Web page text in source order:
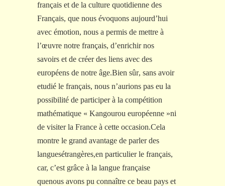
français et de la culture quotidienne des
Français, que nous évoquons aujourd’hui
avec émotion, nous a permis de mettre à
l’œuvre notre français, d’enrichir nos
savoirs et de créer des liens avec des
européens de notre âge.Bien sûr, sans avoir
etudié le français, nous n’aurions pas eu la
possibilité de participer à la compétition
mathématique « Kangourou européenne »ni
de visiter la France à cette occasion.Cela
montre le grand avantage de parlerdes
languesétrangères,en particulierle français,
car, c’est grâce à la langue française
quenous avons pu connaître ce beau pays et